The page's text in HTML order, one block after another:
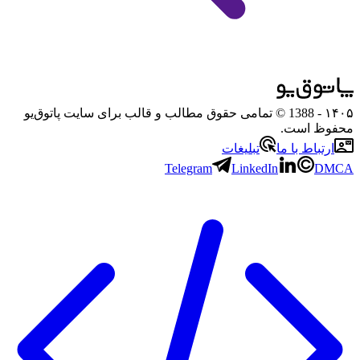
۱۴۰۵
- 1388 © تمامی حقوق مطالب و قالب برای سایت پاتوق‌یو
محفوظ است.
ارتباط با ما
تبلیغات
Telegram
LinkedIn DMCA